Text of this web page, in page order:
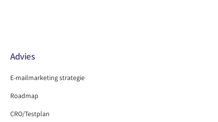
Advies
E-mailmarketing strategie
Roadmap
CRO/Testplan